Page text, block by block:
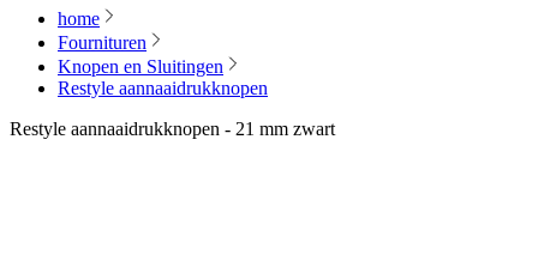
home
Fournituren
Knopen en Sluitingen
Restyle aannaaidrukknopen
Restyle aannaaidrukknopen - 21 mm zwart